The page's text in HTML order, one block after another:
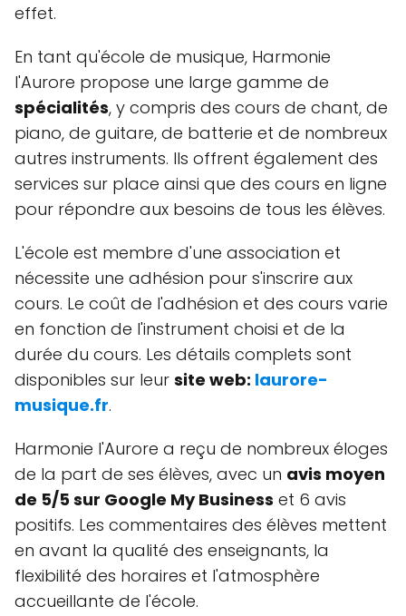
effet.
En tant qu'école de musique, Harmonie
l'Aurore propose une large gamme de
spécialités, y compris des cours de chant, de
piano, de guitare, de batterie et de nombreux
autres instruments. Ils offrent également des
services sur place ainsi que des cours en ligne
pour répondre aux besoins de tous les élèves.
L'école est membre d'une association et
nécessite une adhésion pour s'inscrire aux
cours. Le coût de l'adhésion et des cours varie
en fonction de l'instrument choisi et de la
durée du cours. Les détails complets sont
disponibles sur leur site web: laurore-
musique.fr.
Harmonie l'Aurore a reçu de nombreux éloges
de la part de ses élèves, avec un avis moyen
de 5/5 sur Google My Business et 6 avis
positifs. Les commentaires des élèves mettent
en avant la qualité des enseignants, la
flexibilité des horaires et l'atmosphère
accueillante de l'école.